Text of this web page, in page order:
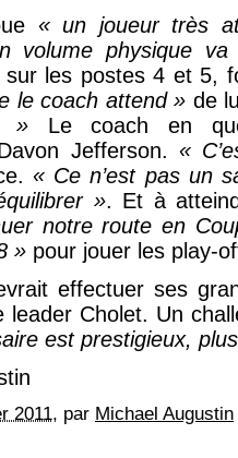
« un joueur très
volume physique
sur les postes 4 et 5,
le coach attend » de
»Le coach en
Jefferson. «
« Ce n’est pas un
». Et à
notre route en
» pour jouer les play-
effectuer ses
Cholet. Un
est prestigieux,
2011, par Michael Augustin